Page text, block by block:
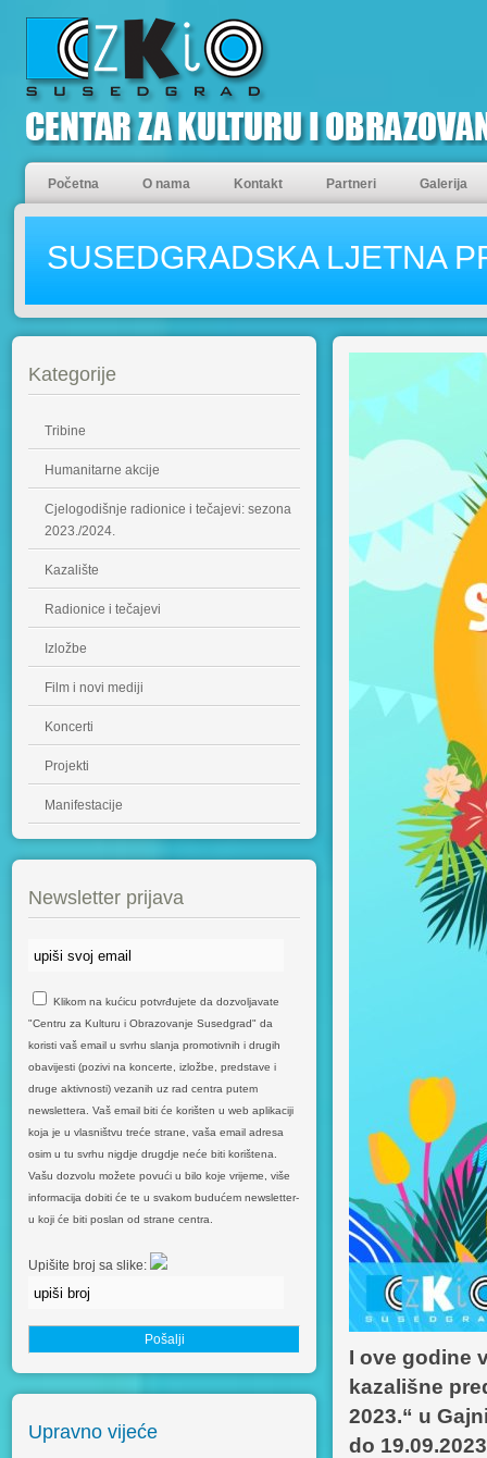
Početna O nama Kontakt Partneri Galerija
SUSEDGRADSKA LJETNA
Kategorije
Tribine
Humanitarne akcije
Cjelogodišnje radionice i tečajevi: sezona
2023./2024.
Kazalište
Radionice i tečajevi
Izložbe
Film i novi mediji
Koncerti
Projekti
Manifestacije
Newsletter prijava
Klikom na kućicu potvrđujete da dozvoljavate
"Centru za Kulturu i Obrazovanje Susedgrad" da
koristi vaš email u svrhu slanja promotivnih i drugih
obavijesti (pozivi na koncerte, izložbe, predstave i
druge aktivnosti) vezanih uz rad centra putem
newslettera. Vaš email biti će korišten u web aplikaciji
koja je u vlasništvu treće strane, vaša email adresa
osim u tu svrhu nigdje drugdje neće biti korištena.
Vašu dozvolu možete povući u bilo koje vrijeme, više
informacija dobiti će te u svakom budućem newsletter-
u koji će biti poslan od strane centra.
Upišite broj sa slike:
Upravno vijeće
I ove godine
kazališne
2023.“ u
do